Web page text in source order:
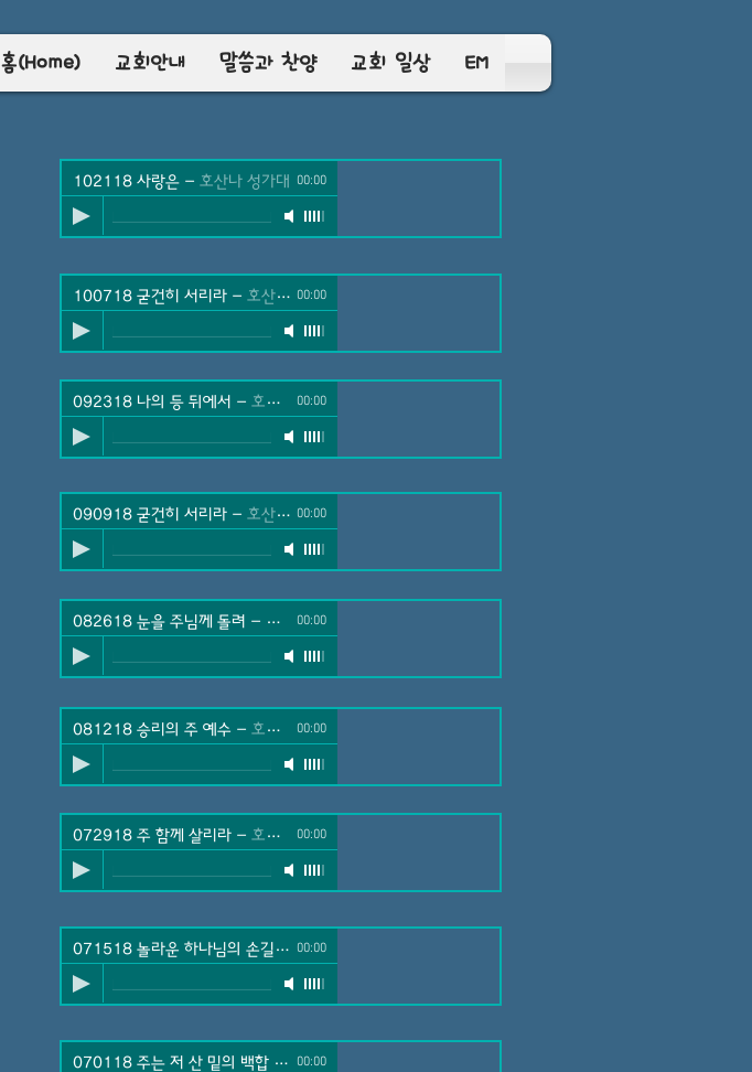
홈(Home) 교회안내 말씀과 찬양 교회 일상 EM
102118 사랑은 - 호산나 성가대 00:00
100718 굳건히 서리라 - 호산나 성가대 00:00
092318 나의 등 뒤에서 - 호산나 성가대 00:00
090918 굳건히 서리라 - 호산나 성가대 00:00
082618 눈을 주님께 돌려 - 호산나 성가대
00:00
081218 승리의 주 예수 - 호산나 성가대 00:00
072918 주 함께 살리라 - 호산나 성가대 00:00
071518 놀라운 하나님의 손길
- 호산나 성가대
00:00
070118 주는 저 산 밑의 백합 호산나 성가대
00:00